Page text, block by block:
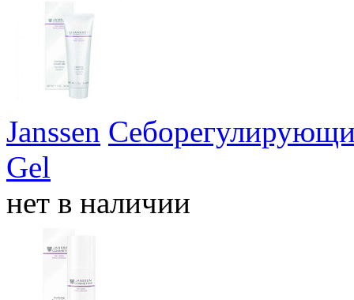
Janssen
Gel
нет в наличии